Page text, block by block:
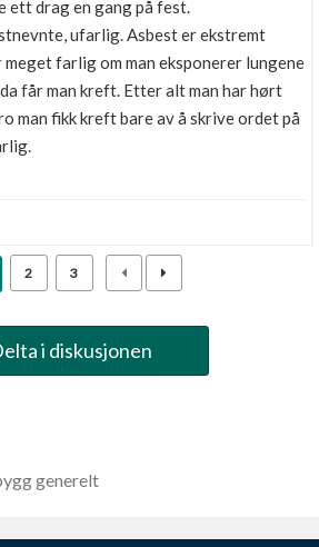
ett drag en gang på fest.
ufarlig. Asbest er ekstremt
farlig om man eksponerer lungene
får man kreft. Etter alt man har hørt
man fikk kreft bare av å skrive ordet på
2 3
i diskusjonen
generelt